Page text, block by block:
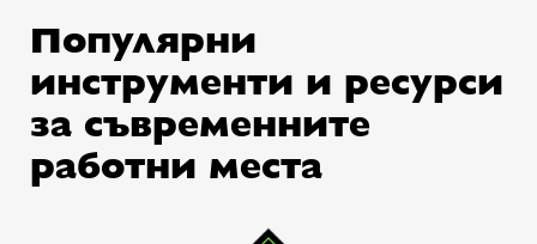
Популярни
инструменти и ресурси
за съвременните
работни места